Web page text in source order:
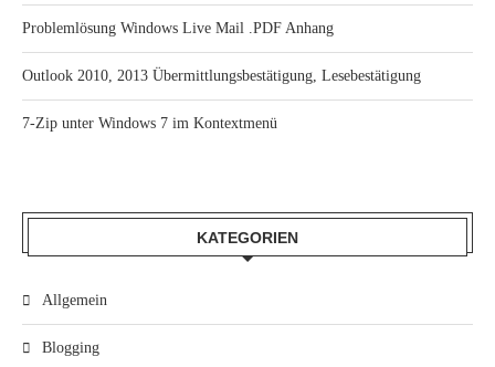
Problemlösung Windows Live Mail .PDF Anhang
Outlook 2010, 2013 Übermittlungsbestätigung, Lesebestätigung
7-Zip unter Windows 7 im Kontextmenü
KATEGORIEN
Allgemein
Blogging